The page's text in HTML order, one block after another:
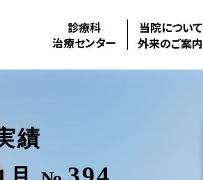
診療科
治療センター
当院について
外来のご案内
績